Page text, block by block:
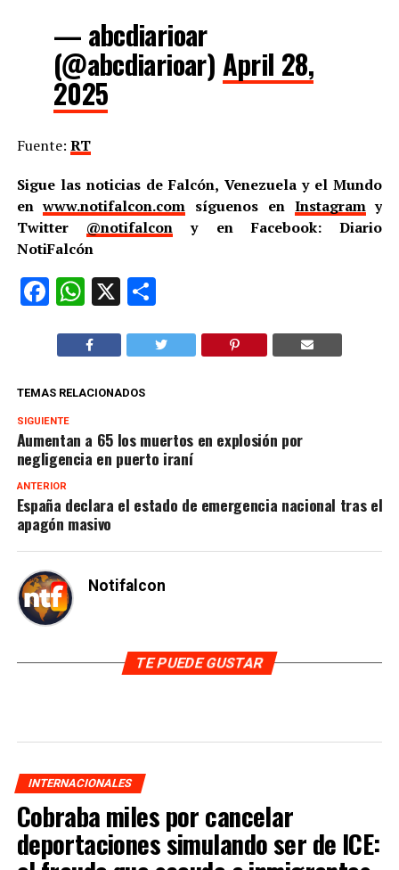
— abcdiarioar
(@abcdiarioar) April 28,
2025
Fuente: RT
Sigue las noticias de Falcón, Venezuela y el Mundo
enwww.notifalcon.com síguenos en Instagramy
Twitter @notifalcon y en Facebook: Diario
NotiFalcón
Facebook
WhatsApp
X Compartir
TEMAS RELACIONADOS
SIGUIENTE
Aumentan a 65 los muertos en explosión por
negligencia en puerto iraní
ANTERIOR
España declara el estado de emergencia nacional tras el
apagón masivo
Notifalcon
TE PUEDE GUSTAR
INTERNACIONALES
Cobraba miles por cancelar
deportaciones simulando ser de ICE: